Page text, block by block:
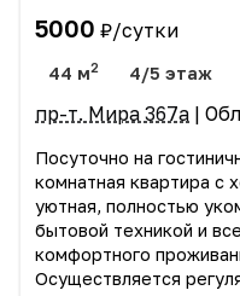
5000 ₽/сутки
44 м2 4/5 этаж
пр-т. Мира 367а |
Посуточно на
комнатная квартира с
уютная, полностью
бытовой техникой и
комфортного
Осуществляется